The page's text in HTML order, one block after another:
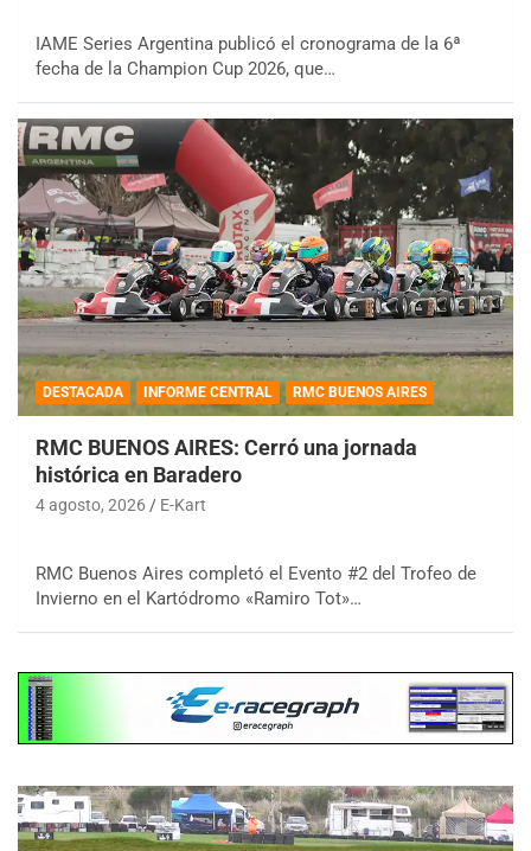
IAME Series Argentina publicó el cronograma de la 6ª
fecha de la Champion Cup 2026, que…
DESTACADA INFORME CENTRAL RMC BUENOS AIRES
RMC BUENOS AIRES: Cerró una jornada
histórica en Baradero
4 agosto, 2026 E-Kart
RMC Buenos Aires completó el Evento #2 del Trofeo de
Invierno en el Kartódromo «Ramiro Tot»…